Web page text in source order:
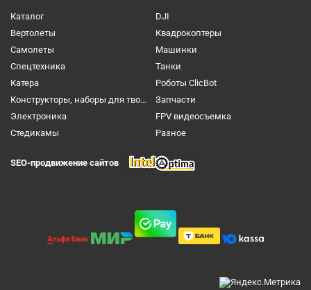
Каталог
DJI
Вертолеты
Квадрокоптеры
Самолеты
Машинки
Спецтехника
Танки
Катера
Роботы ClicBot
Конструкторы, наборы для творчества и настольные игры
Запчасти
Электроника
FPV видеосъемка
Cтедикамы
Разное
SEO-продвижение сайтов